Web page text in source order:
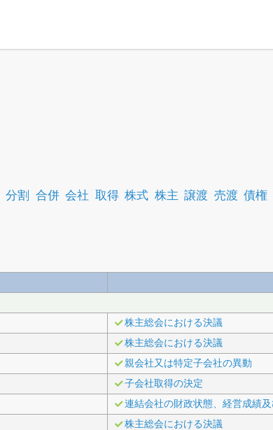
分割 合併 会社 取得 株式 株主 譲渡 売渡 債権
株主総会における決議
株主総会における決議
親会社又は特定子会社の異動
子会社取得の決定
連結会社の財政状態、経営成績
株主総会における決議